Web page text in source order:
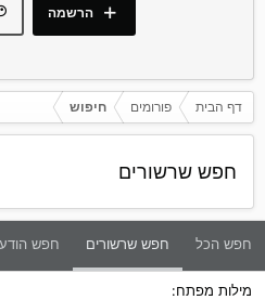
הרשמה
דף הבית פורומים חיפוש
חפש שרשורים
חפש הכל חפש שרשורים חפש
מילות מפתח